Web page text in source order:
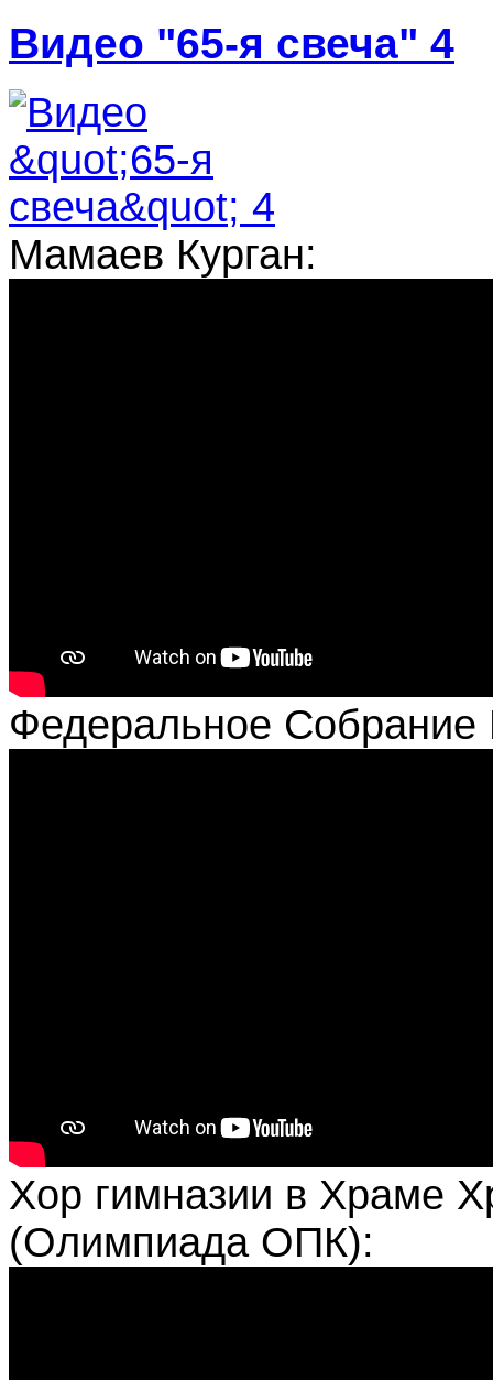
Видео "65-я свеча" 4
Мамаев Курган:
Федеральное
Хор гимназии в Храме
(Олимпиада ОПК):